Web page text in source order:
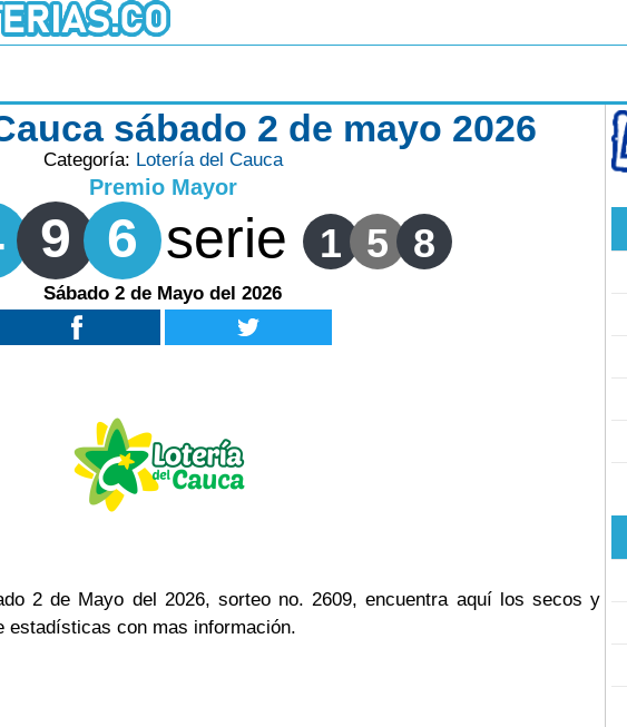
sábado 2 de mayo 2026
Categoría: Lotería del Cauca
Premio Mayor
9 6 serie 1 5 8
Sábado 2 de Mayo del 2026
2 de Mayo del 2026, sorteo no. 2609, encuentra aquí los secos y
estadísticas con mas información.